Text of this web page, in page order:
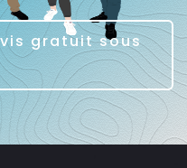
gratuit sous